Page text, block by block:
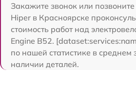
Закажите звонок или
Hiper в Красноярске
стоимость работ над
Engine B52.
по нашей статистике в среднем
наличии деталей.